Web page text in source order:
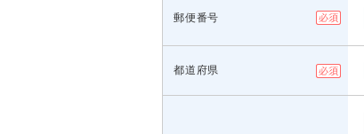
郵便番号
都道府県